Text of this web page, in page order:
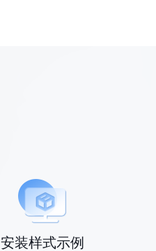
安装样式示例